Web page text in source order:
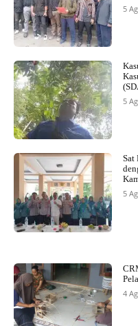
5
5
Sat
5
4